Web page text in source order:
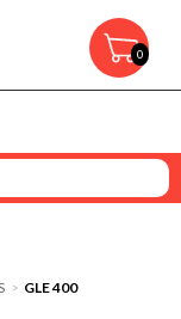
0
> GLE 400